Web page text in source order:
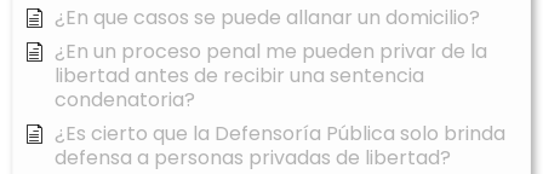
¿En que casos se puede allanar un domicilio?
¿En un proceso penal me pueden privar de la
libertad antes de recibir una sentencia
condenatoria?
¿Es cierto que la Defensoría Pública solo brinda
defensa a personas privadas de libertad?